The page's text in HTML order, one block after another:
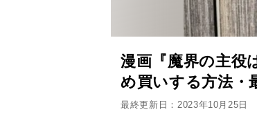
漫画『魔界の主役
め買いする方法・
最終更新日：2023年10月25日